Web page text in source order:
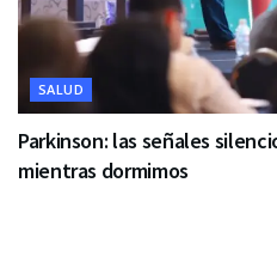
SALUD
Parkinson: las señales
mientras dormimos